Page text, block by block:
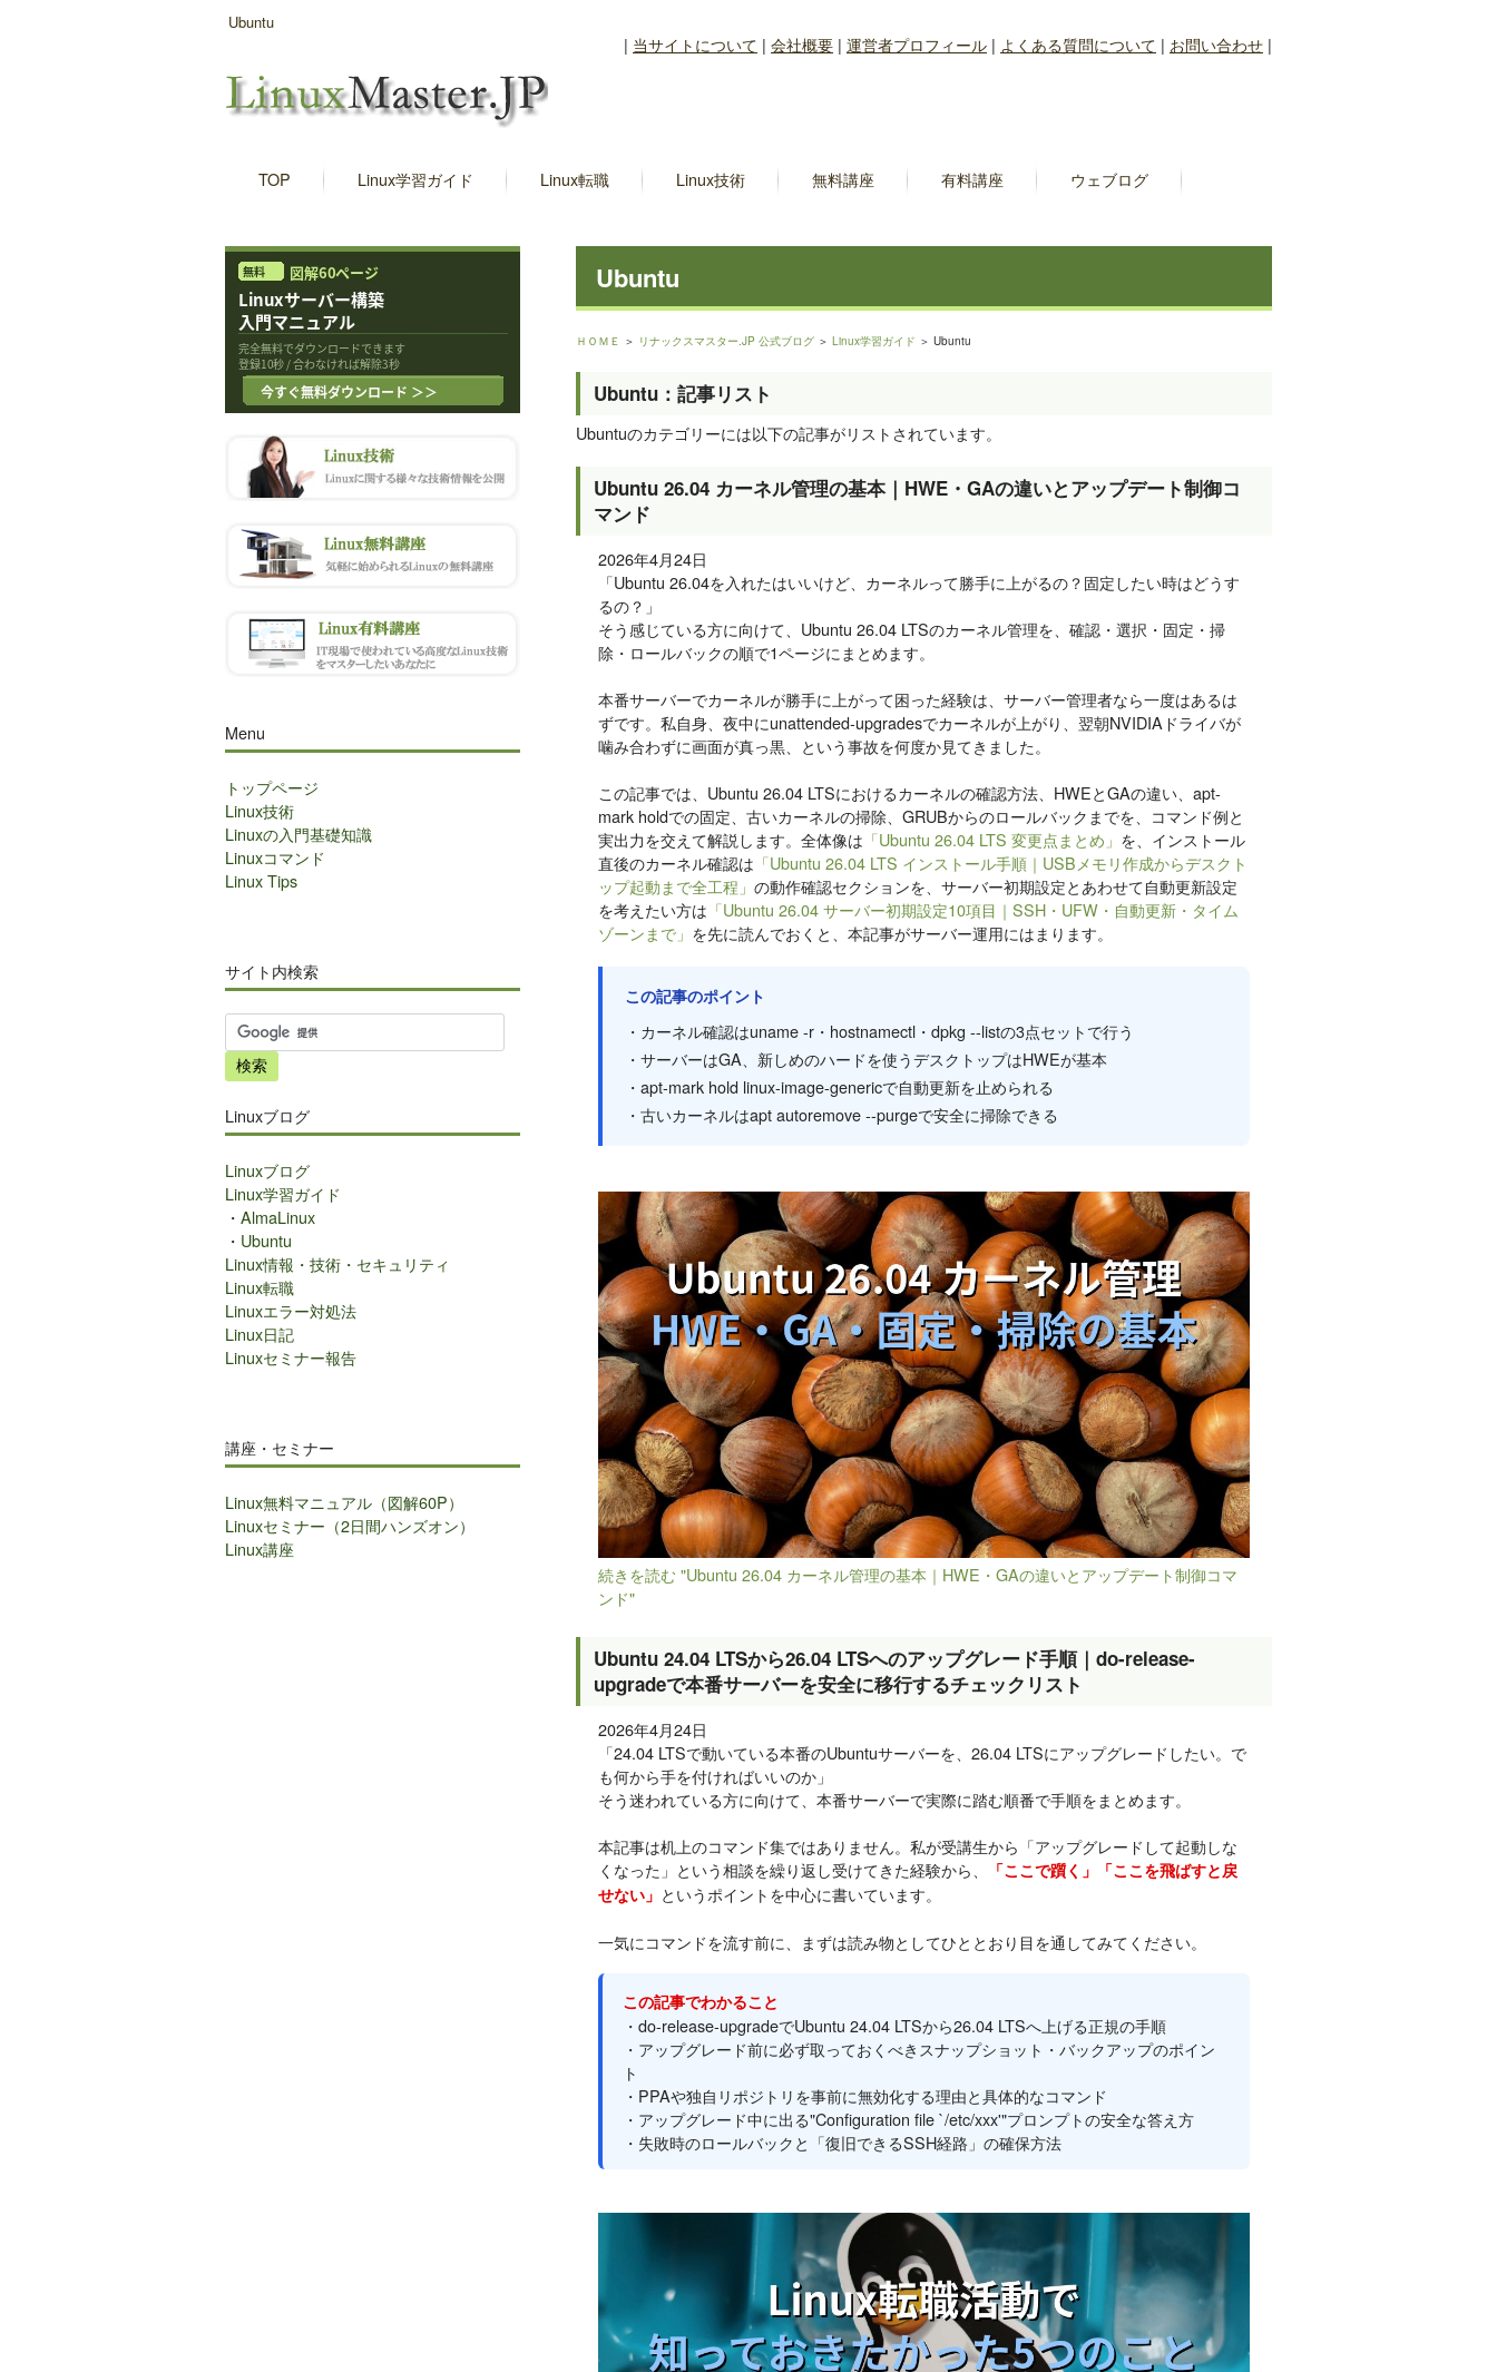
Ubuntu
| 当サイトについて | 会社概要 | 運営者プロフィール | よくある質問について | お問い合わせ |
TOP Linux学習ガイド Linux転職 Linux技術 無料講座 有料講座 ウェブログ
Ubuntu
ＨＯＭＥ ＞ リナックスマスター.JP 公式ブログ ＞ Linux学習ガイド ＞ Ubuntu
Ubuntu：記事リスト
Ubuntuのカテゴリーには以下の記事がリストされています。
Ubuntu 26.04 カーネル管理の基本｜HWE・GAの違いとアップデート制御コ
マンド
2026年4月24日
「Ubuntu 26.04を入れたはいいけど、カーネルって勝手に上がるの？固定したい時はどうす
るの？」
そう感じている方に向けて、Ubuntu 26.04 LTSのカーネル管理を、確認・選択・固定・掃
除・ロールバックの順で1ページにまとめます。
本番サーバーでカーネルが勝手に上がって困った経験は、サーバー管理者なら一度はあるは
ずです。私自身、夜中にunattended-upgradesでカーネルが上がり、翌朝NVIDIAドライバが
噛み合わずに画面が真っ黒、という事故を何度か見てきました。
この記事では、Ubuntu 26.04 LTSにおけるカーネルの確認方法、HWEとGAの違い、apt-
mark holdでの固定、古いカーネルの掃除、GRUBからのロールバックまでを、コマンド例と
実出力を交えて解説します。全体像は 「Ubuntu 26.04 LTS 変更点まとめ」 を、インストール
直後のカーネル確認は 「Ubuntu 26.04 LTS インストール手順｜USBメモリ作成からデスクト
ップ起動まで全工程」 の動作確認セクションを、サーバー初期設定とあわせて自動更新設定
を考えたい方は 「Ubuntu 26.04 サーバー初期設定10項目｜SSH・UFW・自動更新・タイム
ゾーンまで」 を先に読んでおくと、本記事がサーバー運用にはまります。
この記事のポイント
・カーネル確認はuname -r・hostnamectl・dpkg --listの3点セットで行う
・サーバーはGA、新しめのハードを使うデスクトップはHWEが基本
・apt-mark hold linux-image-genericで自動更新を止められる
・古いカーネルはapt autoremove --purgeで安全に掃除できる
続きを読む "Ubuntu 26.04 カーネル管理の基本｜HWE・GAの違いとアップデート制御コマ
ンド"
Ubuntu 24.04 LTSから26.04 LTSへのアップグレード手順｜do-release-
upgradeで本番サーバーを安全に移行するチェックリスト
2026年4月24日
「24.04 LTSで動いている本番のUbuntuサーバーを、26.04 LTSにアップグレードしたい。で
も何から手を付ければいいのか」
そう迷われている方に向けて、本番サーバーで実際に踏む順番で手順をまとめます。
本記事は机上のコマンド集ではありません。私が受講生から「アップグレードして起動しな
くなった」という相談を繰り返し受けてきた経験から、
「ここで躓く」「ここを飛ばすと戻
せない」 というポイントを中心に書いています。
一気にコマンドを流す前に、まずは読み物としてひととおり目を通してみてください。
この記事でわかること
・do-release-upgradeでUbuntu 24.04 LTSから26.04 LTSへ上げる正規の手順
・アップグレード前に必ず取っておくべきスナップショット・バックアップのポイン
ト
・PPAや独自リポジトリを事前に無効化する理由と具体的なコマンド
・アップグレード中に出る"Configuration file `/etc/xxx'"プロンプトの安全な答え方
・失敗時のロールバックと「復旧できるSSH経路」の確保方法
Menu
トップページ
Linux技術
Linuxの入門基礎知識
Linuxコマンド
Linux Tips
サイト内検索
サ
イ
ト
検
索
Linuxブログ
Linuxブログ
Linux学習ガイド
・ AlmaLinux
・ Ubuntu
Linux情報・技術・セキュリティ
Linux転職
Linuxエラー対処法
Linux日記
Linuxセミナー報告
講座・セミナー
Linux無料マニュアル（図解60P）
Linuxセミナー（2日間ハンズオン）
Linux講座